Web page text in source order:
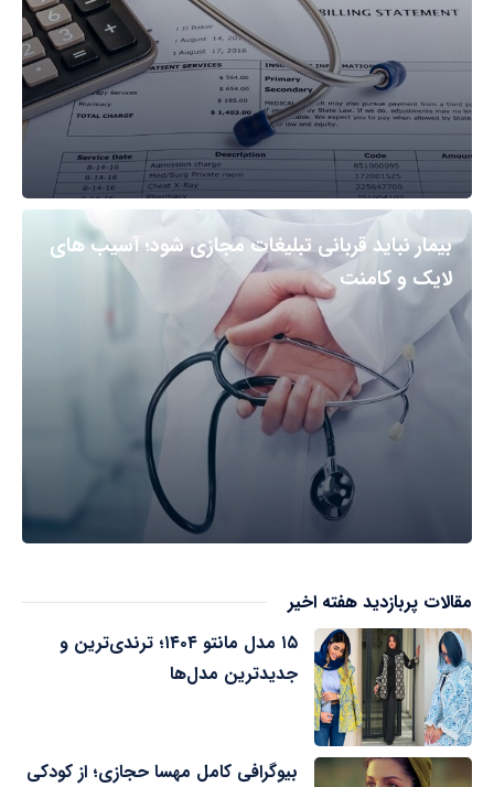
بیمار نباید قربانی تبلیغات مجازی شود؛ آسیب های
لایک و کامنت
مقالات پربازدید هفته اخیر
۱۵ مدل مانتو ۱۴۰۴؛ ترندی‌ترین و
جدیدترین مدل‌ها
بیوگرافی کامل مهسا حجازی؛ از کودکی